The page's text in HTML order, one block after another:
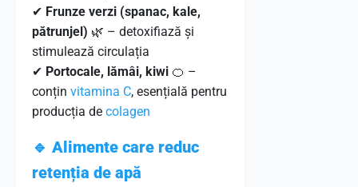
✔ Frunze verzi (spanac, kale,
pătrunjel) 🌿 – detoxifiază și
stimulează circulația
✔ Portocale, lămâi, kiwi 🍊 –
conțin vitamina C, esențială pentru
producția de colagen
🔹 Alimente care reduc
retenția de apă